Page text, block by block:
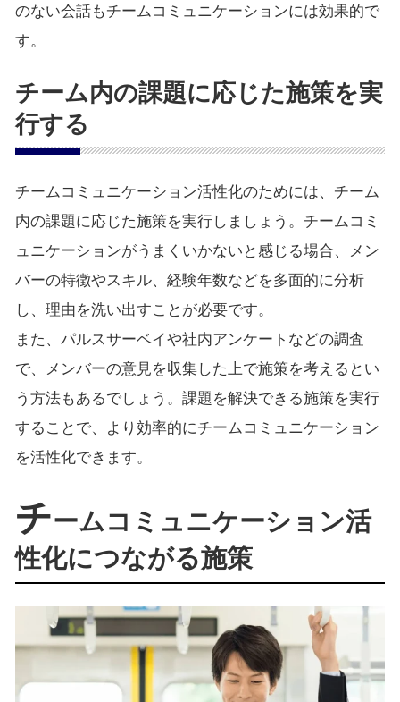
のない会話もチームコミュニケーションには効果的で
す。
チーム内の課題に応じた施策を実
行する
チームコミュニケーション活性化のためには、チーム
内の課題に応じた施策を実行しましょう。チームコミ
ュニケーションがうまくいかないと感じる場合、メン
バーの特徴やスキル、経験年数などを多面的に分析
し、理由を洗い出すことが必要です。
また、パルスサーベイや社内アンケートなどの調査
で、メンバーの意見を収集した上で施策を考えるとい
う方法もあるでしょう。課題を解決できる施策を実行
することで、より効率的にチームコミュニケーション
を活性化できます。
チームコミュニケーション活
性化につながる施策